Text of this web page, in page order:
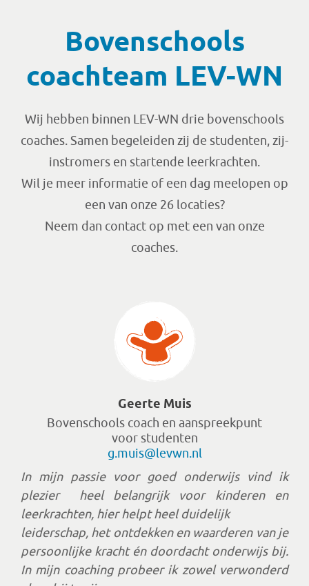
Bovenschools
coachteam LEV-WN
Wij hebben binnen LEV-WN drie bovenschools
coaches. Samen begeleiden zij de studenten, zij-
instromers en startende leerkrachten.
Wil je meer informatie of een dag meelopen op
een van onze 26 locaties?
Neem dan contact op met een van onze
coaches.
Geerte Muis
Bovenschools coach en aanspreekpunt
voor studenten
g.muis@levwn.nl
In mijn passie voor goed onderwijs vind ik
plezier
heel belangrijk voor kinderen en
leerkrachten, hier helpt heel duidelijk
leiderschap, het ontdekken en waarderen van je
persoonlijke kracht én doordacht onderwijs bij.
In mijn coaching probeer ik zowel verwonderd